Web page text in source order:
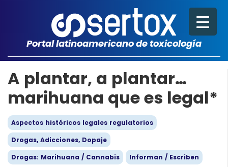
Portal latinoamericano de toxicología
A plantar, a plantar…
marihuana que es legal*
Aspectos históricos legales regulatorios
Drogas, Adicciones, Dopaje
Drogas: Marihuana / Cannabis
Informan / Escriben